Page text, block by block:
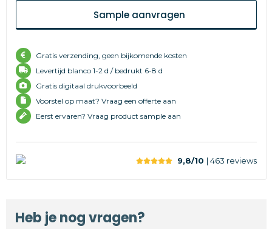
Sample aanvragen
Gratis verzending, geen bijkomende kosten
Levertijd blanco 1-2 d / bedrukt 6-8 d
Gratis digitaal drukvoorbeeld
Voorstel op maat? Vraag een offerte aan
Eerst ervaren? Vraag product sample aan
9,8/10 | 463 reviews
Heb je nog vragen?